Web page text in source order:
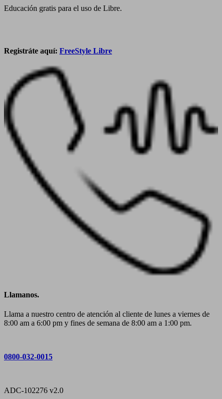
Educación gratis para el uso de Libre.
Registráte aquí: FreeStyle Libre
Llamanos.
Llama a nuestro centro de atención al cliente de lunes a viernes de
8:00 am a 6:00 pm y fines de semana de 8:00 am a 1:00 pm.
0800-032-0015
ADC-102276 v2.0